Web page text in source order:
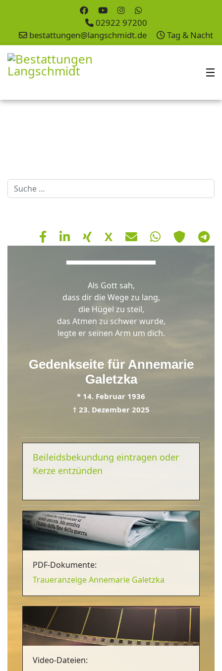
02922 97200
bestattungen@langschmidt.de
Tag & Nacht
Suchen
OK
X
Als Gott sah,
dass dir die Wege zu lang,
die Hügel zu steil,
das Atmen zu schwer wurde,
legte er seinen Arm um dich.
Gedenkseite für Annemarie
Galetzka
* 14. Februar 1936
† 23. Dezember 2025
Beileidsbekundung eintragen oder
Kerze entzünden
PDF-Dokumente:
Traueranzeige Annemarie Galetzka
Video-Dateien: